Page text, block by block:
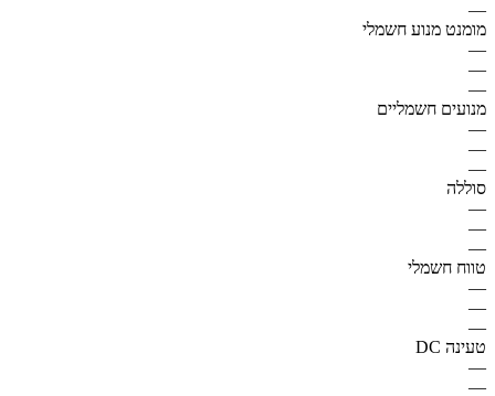
—
מומנט מנוע חשמלי
—
—
—
מנועים חשמליים
—
—
—
סוללה
—
—
—
טווח חשמלי
—
—
—
טעינה DC
—
—